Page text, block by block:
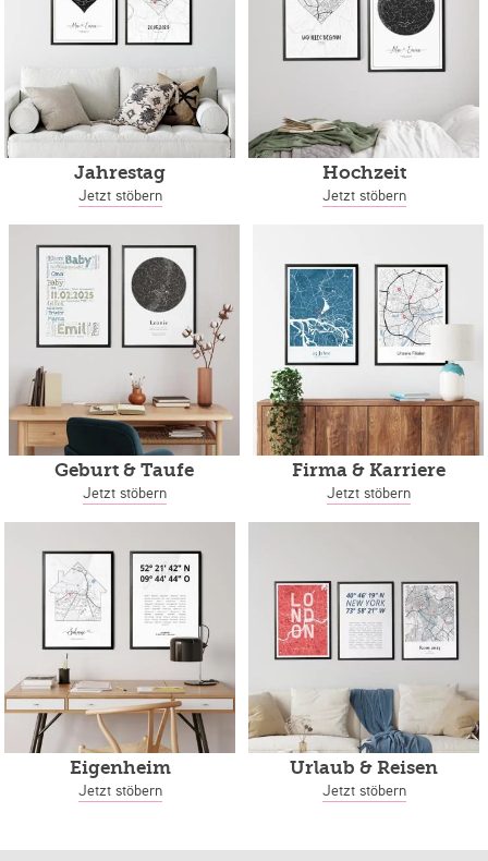
Jahrestag
Jetzt stöbern
Hochzeit
Jetzt stöbern
Geburt & Taufe
Jetzt stöbern
Firma & Karriere
Jetzt stöbern
Eigenheim
Jetzt stöbern
Urlaub & Reisen
Jetzt stöbern